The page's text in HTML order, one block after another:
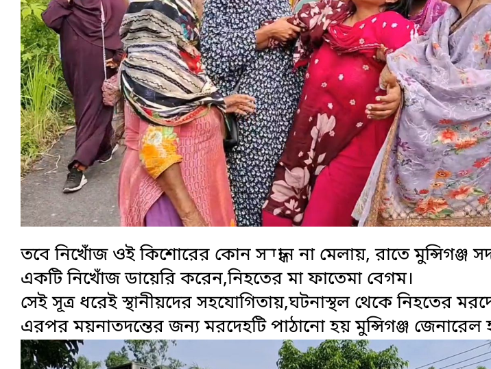
তবে নিখোঁজ ওই কিশোরের কোন সন্ধান না মেলায়, রাতে মুন্সিগঞ্জ
একটি নিখোঁজ ডায়েরি করেন,নিহতের মা ফাতেমা বেগম।
সেই সূত্র ধরেই স্থানীয়দের সহযোগিতায়,ঘটনাস্থল থেকে নিহতের
এরপর ময়নাতদন্তের জন্য মরদেহটি পাঠানো হয় মুন্সিগঞ্জ জেনারেল